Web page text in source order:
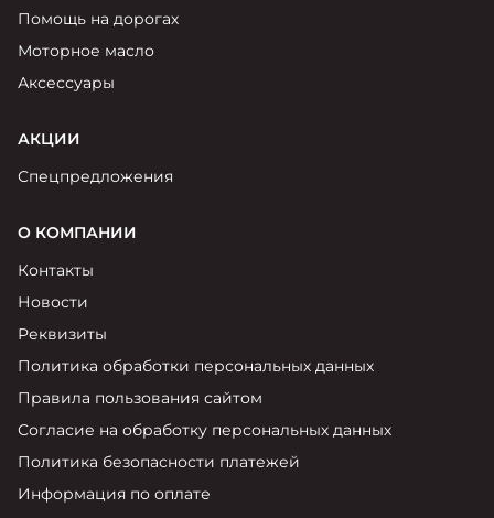
Помощь на дорогах
Моторное масло
Аксессуары
АКЦИИ
Спецпредложения
О КОМПАНИИ
Контакты
Новости
Реквизиты
Политика обработки персональных данных
Правила пользования сайтом
Согласие на обработку персональных данных
Политика безопасности платежей
Информация по оплате